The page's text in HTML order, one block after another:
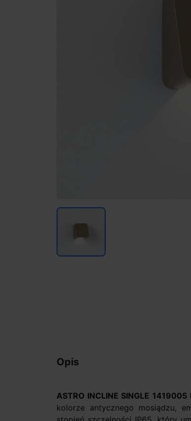
Opis
ASTRO INCLINE SINGLE 1419005
kolorze antycznego mosiądzu,